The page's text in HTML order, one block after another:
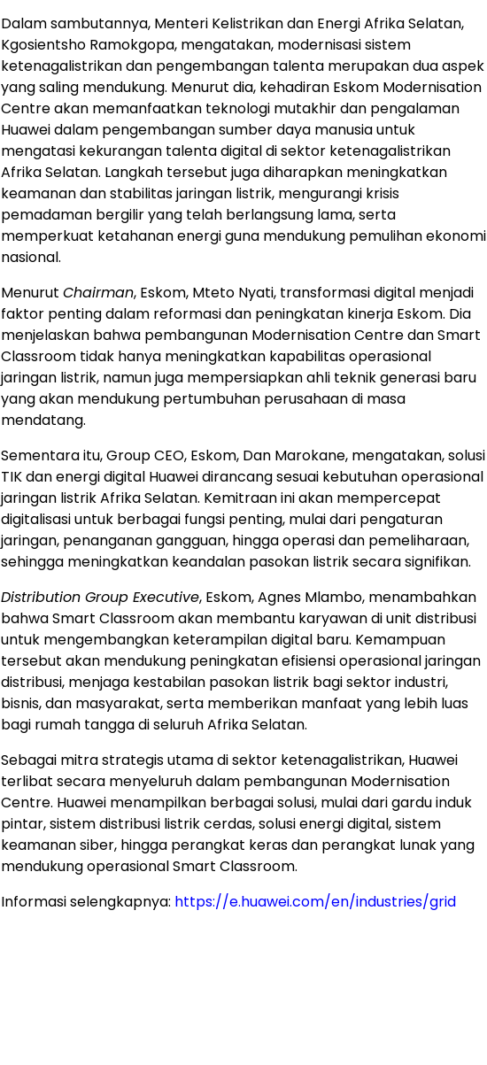
Dalam sambutannya, Menteri Kelistrikan dan Energi Afrika Selatan,
Kgosientsho Ramokgopa, mengatakan, modernisasi sistem
ketenagalistrikan dan pengembangan talenta merupakan dua aspek
yang saling mendukung. Menurut dia, kehadiran Eskom Modernisation
Centre akan memanfaatkan teknologi mutakhir dan pengalaman
Huawei dalam pengembangan sumber daya manusia untuk
mengatasi kekurangan talenta digital di sektor ketenagalistrikan
Afrika Selatan. Langkah tersebut juga diharapkan meningkatkan
keamanan dan stabilitas jaringan listrik, mengurangi krisis
pemadaman bergilir yang telah berlangsung lama, serta
memperkuat ketahanan energi guna mendukung pemulihan ekonomi
nasional.
Menurut Chairman, Eskom, Mteto Nyati, transformasi digital menjadi
faktor penting dalam reformasi dan peningkatan kinerja Eskom. Dia
menjelaskan bahwa pembangunan Modernisation Centre dan Smart
Classroom tidak hanya meningkatkan kapabilitas operasional
jaringan listrik, namun juga mempersiapkan ahli teknik generasi baru
yang akan mendukung pertumbuhan perusahaan di masa
mendatang.
Sementara itu, Group CEO, Eskom, Dan Marokane, mengatakan, solusi
TIK dan energi digital Huawei dirancang sesuai kebutuhan operasional
jaringan listrik Afrika Selatan. Kemitraan ini akan mempercepat
digitalisasi untuk berbagai fungsi penting, mulai dari pengaturan
jaringan, penanganan gangguan, hingga operasi dan pemeliharaan,
sehingga meningkatkan keandalan pasokan listrik secara signifikan.
Distribution Group Executive, Eskom, Agnes Mlambo, menambahkan
bahwa Smart Classroom akan membantu karyawan di unit distribusi
untuk mengembangkan keterampilan digital baru. Kemampuan
tersebut akan mendukung peningkatan efisiensi operasional jaringan
distribusi, menjaga kestabilan pasokan listrik bagi sektor industri,
bisnis, dan masyarakat, serta memberikan manfaat yang lebih luas
bagi rumah tangga di seluruh Afrika Selatan.
Sebagai mitra strategis utama di sektor ketenagalistrikan, Huawei
terlibat secara menyeluruh dalam pembangunan Modernisation
Centre. Huawei menampilkan berbagai solusi, mulai dari gardu induk
pintar, sistem distribusi listrik cerdas, solusi energi digital, sistem
keamanan siber, hingga perangkat keras dan perangkat lunak yang
mendukung operasional Smart Classroom.
Informasi selengkapnya: https://e.huawei.com/en/industries/grid